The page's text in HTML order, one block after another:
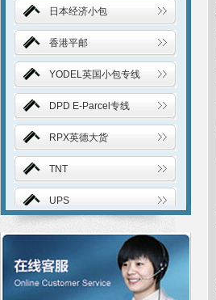
日本经济小包
香港平邮
YODEL英国小包专线
DPD E-Parcel专线
RPX英德大货
TNT
UPS
FedEx
DHL